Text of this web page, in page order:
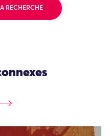
RECHERCHE